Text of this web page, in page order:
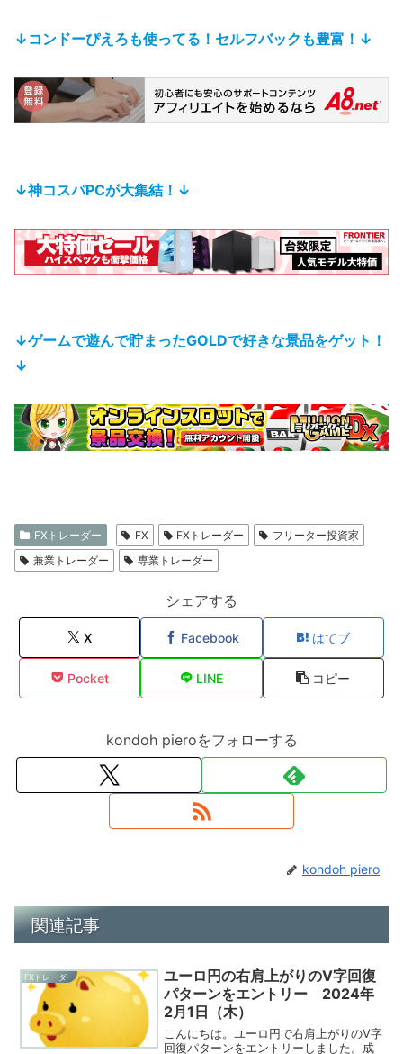
↓ コンドーぴえろも使ってる！ セルフバックも豊富！ ↓
↓神コスパPCが大集結！↓
↓ゲームで遊んで貯まったGOLDで好きな景品をゲット！
↓
FXトレーダー FX FXトレーダー
フリーター投資家
兼業トレーダー
専業トレーダー
シェアする
X Facebook はてブ
Pocket LINE コピー
kondoh pieroをフォローする
kondoh piero
関連記事
FXトレーダー
ユーロ円の右肩上がりのV字回復
パターンをエントリー 2024年
2月1日（木）
こんにちは。ユーロ円で右肩上がりのV字
回復パターンをエントリーしました。成